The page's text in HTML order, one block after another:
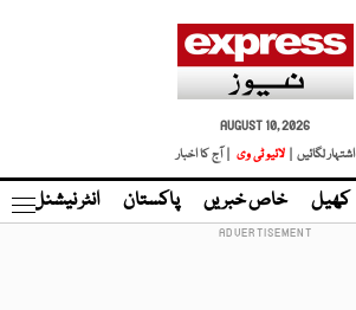
AUGUST 10, 2026
اشتہار لگائیں |
لائیو ٹی وی | آج کا اخبار
کھیل خاص خبریں پاکستان انٹر نیشنل